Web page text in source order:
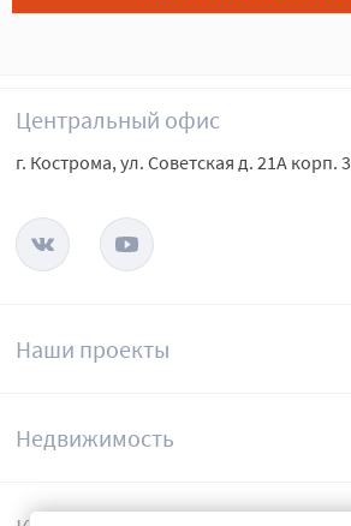
Наши проекты
Недвижимость
Центральный офис
г. Кострома, ул. Советская д. 21А корп. 3